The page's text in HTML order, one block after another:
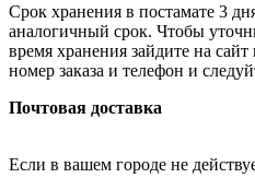
Срок хранения в постамате 3
аналогичный срок. Чтобы
время хранения зайдите на
номер заказа и телефон и
Почтовая доставка
Если в вашем городе не